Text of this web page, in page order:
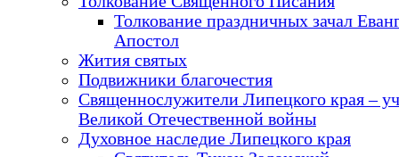
Толкование праздничных зачал
Апостол
Жития святых
Подвижники благочестия
Священнослужители Липецкого края –
Великой Отечественной войны
Духовное наследие Липецкого края